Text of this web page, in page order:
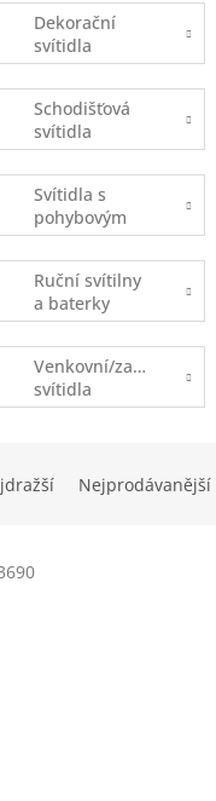
Dekorační
svítidla
Schodišťová
svítidla
Svítidla s
pohybovým
čidlem
Ruční svítilny
a baterky
Venkovní/zahradní
svítidla
Nejprodávanější